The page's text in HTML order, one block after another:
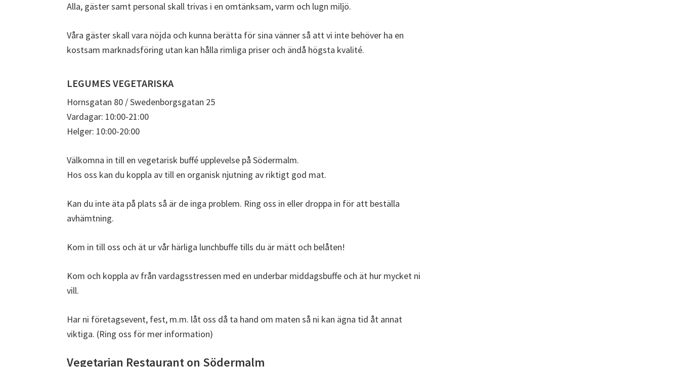
Alla, gäster samt personal skall trivas i en omtänksam, varm och lugn miljö.
Våra gäster skall vara nöjda och kunna berätta för sina vänner så att vi inte behöver ha en
kostsam marknadsföring utan kan hålla rimliga priser och ändå högsta kvalité.
LEGUMES VEGETARISKA
Hornsgatan 80 / Swedenborgsgatan 25
Vardagar: 10:00-21:00
Helger: 10:00-20:00
Välkomna in till en vegetarisk buffé upplevelse på Södermalm.
Hos oss kan du koppla av till en organisk njutning av riktigt god mat.
Kan du inte äta på plats så är de inga problem. Ring oss in eller droppa in för att beställa
avhämtning.
Kom in till oss och ät ur vår härliga lunchbuffe tills du är mätt och belåten!
Kom och koppla av från vardagsstressen med en underbar middagsbuffe och ät hur mycket ni
vill.
Har ni företagsevent, fest, m.m. låt oss då ta hand om maten så ni kan ägna tid åt annat
viktiga. (Ring oss för mer information)
Vegetarian Restaurant on Södermalm